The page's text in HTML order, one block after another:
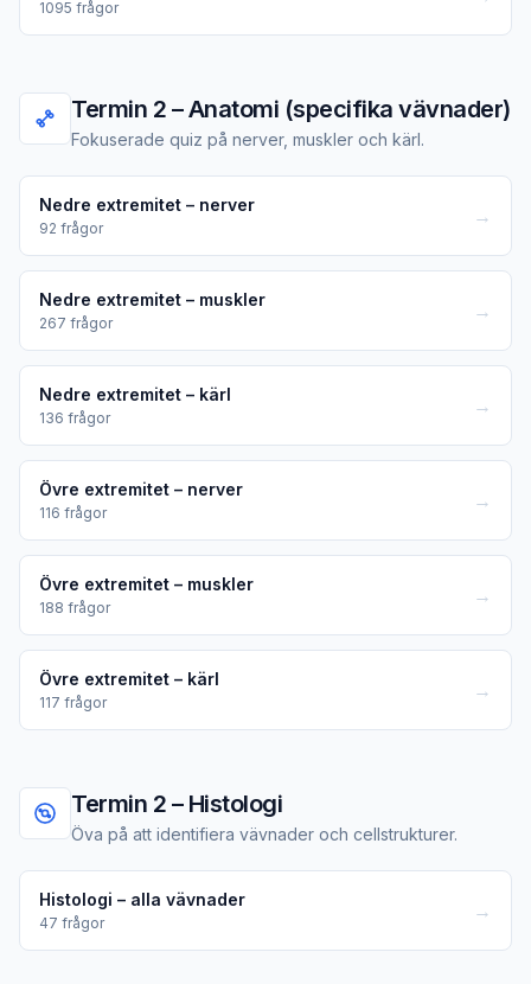
1095 frågor
Termin 2 – Anatomi (specifika vävnader)
Fokuserade quiz på nerver, muskler och kärl.
Nedre extremitet – nerver
92 frågor
→
Nedre extremitet – muskler
267 frågor
→
Nedre extremitet – kärl
136 frågor
→
Övre extremitet – nerver
116 frågor
→
Övre extremitet – muskler
188 frågor
→
Övre extremitet – kärl
117 frågor
→
Termin 2 – Histologi
Öva på att identifiera vävnader och cellstrukturer.
Histologi – alla vävnader
47 frågor
→